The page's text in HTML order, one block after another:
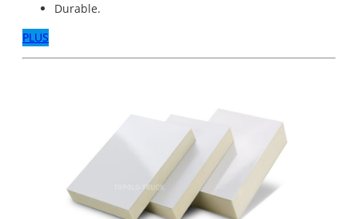
Durable.
PLUS